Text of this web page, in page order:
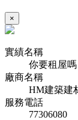
×
實績名稱
你要租屋
廠商名稱
HM建築建
服務電話
77306080